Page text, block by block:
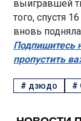
выигравшей
того, спустя
вновь
Подпишитесь
пропустить
# дзюдо #